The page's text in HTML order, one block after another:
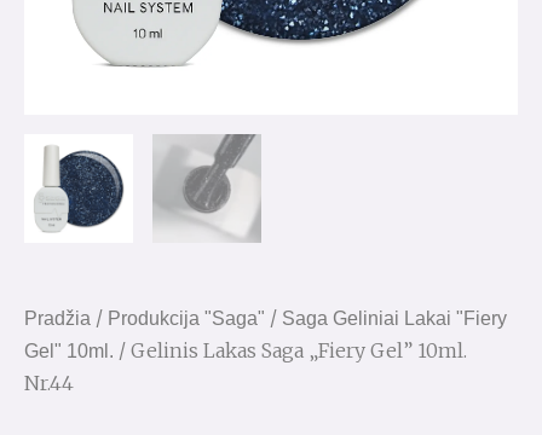
Pradžia / Produkcija "Saga" / Saga Geliniai Lakai "Fiery
Gel" 10ml. / Gelinis Lakas Saga „Fiery Gel” 10ml.
Nr.44